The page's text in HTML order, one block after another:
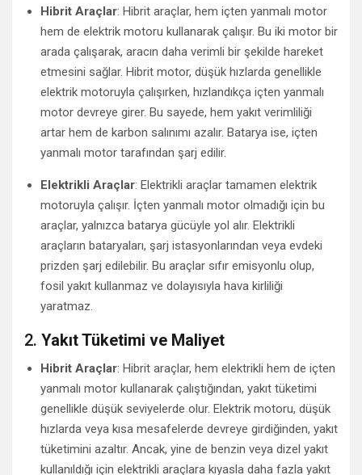
Hibrit Araçlar: Hibrit araçlar, hem içten yanmalı motor
hem de elektrik motoru kullanarak çalışır. Bu iki motor bir
arada çalışarak, aracın daha verimli bir şekilde hareket
etmesini sağlar. Hibrit motor, düşük hızlarda genellikle
elektrik motoruyla çalışırken, hızlandıkça içten yanmalı
motor devreye girer. Bu sayede, hem yakıt verimliliği
artar hem de karbon salınımı azalır. Batarya ise, içten
yanmalı motor tarafından şarj edilir.
Elektrikli Araçlar: Elektrikli araçlar tamamen elektrik
motoruyla çalışır. İçten yanmalı motor olmadığı için bu
araçlar, yalnızca batarya gücüyle yol alır. Elektrikli
araçların bataryaları, şarj istasyonlarından veya evdeki
prizden şarj edilebilir. Bu araçlar sıfır emisyonlu olup,
fosil yakıt kullanmaz ve dolayısıyla hava kirliliği
yaratmaz.
2. Yakıt Tüketimi ve Maliyet
Hibrit Araçlar: Hibrit araçlar, hem elektrikli hem de içten
yanmalı motor kullanarak çalıştığından, yakıt tüketimi
genellikle düşük seviyelerde olur. Elektrik motoru, düşük
hızlarda veya kısa mesafelerde devreye girdiğinden, yakıt
tüketimini azaltır. Ancak, yine de benzin veya dizel yakıt
kullanıldığı için elektrikli araçlara kıyasla daha fazla yakıt